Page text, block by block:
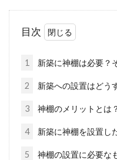
類・
車を
車場
るこ
マ
目次
1 新築に神棚は必要？
2 新築への設置はどう
3 神棚のメリットとは
4 新築に神棚を設置し
5 神棚の設置に必要な